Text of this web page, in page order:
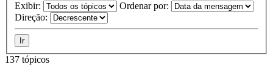
Exibir:
Ordenar por:
Direção:
137 tópicos